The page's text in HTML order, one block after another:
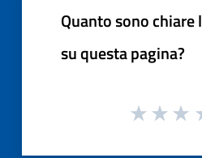
Quanto sono
su questa pagina?